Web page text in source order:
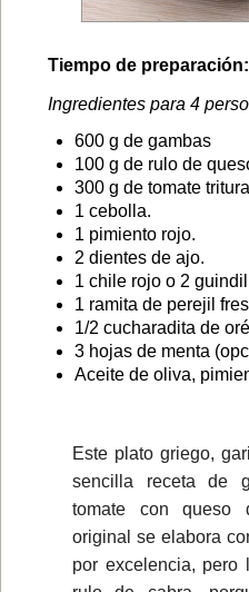
Tiempo de preparación:
Ingredientes para 4
600 g de gambas
100 g de rulo de
300 g de tomate
1 cebolla.
1 pimiento rojo.
2 dientes de ajo.
1 chile rojo o 2
1 ramita de perejil
1/2 cucharadita de
3 hojas de menta
Aceite de oliva,
Este plato griego,
sencilla receta de
tomate con queso
original se elabora
por excelencia, pero